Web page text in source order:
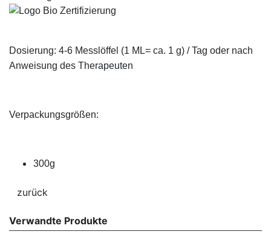
Dosierung: 4-6 Messlöffel (1 ML= ca. 1 g) / Tag oder nach
Anweisung des Therapeuten
Verpackungsgrößen:
300g
Verwandte Produkte